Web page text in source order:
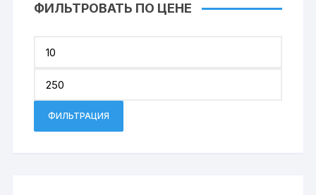
ФИЛЬТРОВАТЬ ПО ЦЕНЕ
ФИЛЬТРАЦИЯ